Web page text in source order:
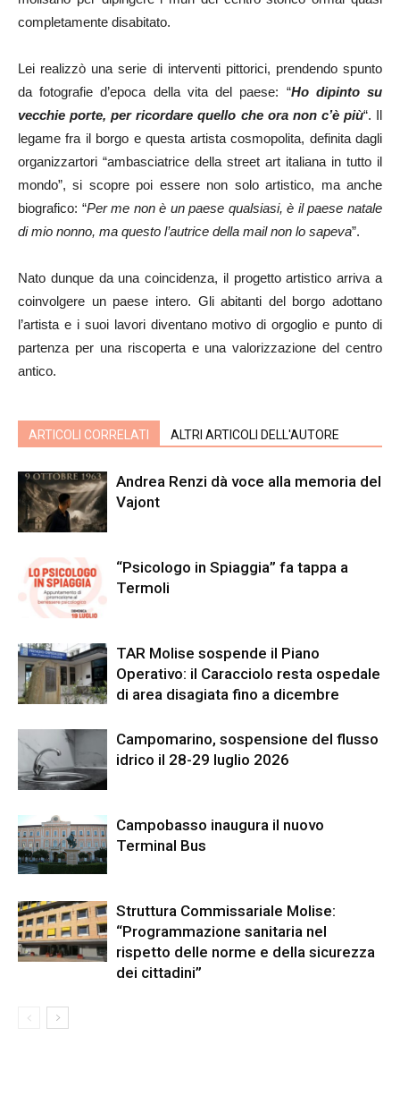
completamente disabitato.
Lei realizzò una serie di interventi pittorici, prendendo spunto
da fotografie d’epoca della vita del paese: “Ho dipinto su
vecchie porte, per ricordare quello che ora non c’è più“. Il
legame fra il borgo e questa artista cosmopolita, definita dagli
organizzartori “ambasciatrice della street art italiana in tutto il
mondo”, si scopre poi essere non solo artistico, ma anche
biografico: “Per me non è un paese qualsiasi, è il paese natale
di mio nonno, ma questo l’autrice della mail non lo sapeva”.
Nato dunque da una coincidenza, il progetto artistico arriva a
coinvolgere un paese intero. Gli abitanti del borgo adottano
l’artista e i suoi lavori diventano motivo di orgoglio e punto di
partenza per una riscoperta e una valorizzazione del centro
antico.
ARTICOLI CORRELATI ALTRI ARTICOLI DELL'AUTORE
Andrea Renzi dà voce alla memoria del
Vajont
“Psicologo in Spiaggia” fa tappa a
Termoli
TAR Molise sospende il Piano
Operativo: il Caracciolo resta ospedale
di area disagiata fino a dicembre
Campomarino, sospensione del flusso
idrico il 28-29 luglio 2026
Campobasso inaugura il nuovo
Terminal Bus
Struttura Commissariale Molise:
“Programmazione sanitaria nel
rispetto delle norme e della sicurezza
dei cittadini”